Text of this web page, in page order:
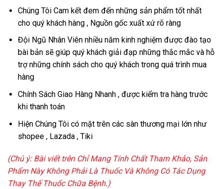
Chúng Tôi Cam kết đem đến những sản phẩm tốt nhất
cho quý khách hàng , Nguồn gốc xuất xứ rõ ràng
Đội Ngũ Nhân Viên nhiều năm kinh nghiệm được đào tạo
bài bản sẽ giúp quý khách giải đạp những thắc mắc và hỗ
trợ những chính sách cho quý khách trong quá trình mua
hàng
Chính Sách Giao Hàng Nhanh , được kiểm tra hàng trước
khi thanh toán
Hiện Chúng Tôi có mặt trên các sàn thương mại lớn như
shopee , Lazada , Tiki
(Chú ý: Bài viết trên Chỉ Mang Tính Chất Tham Khảo, Sản
Phẩm Này Không Phải Là Thuốc Và Không Có Tác Dụng
Thay Thế Thuốc Chữa Bệnh.)